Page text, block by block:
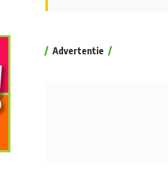
Advertentie